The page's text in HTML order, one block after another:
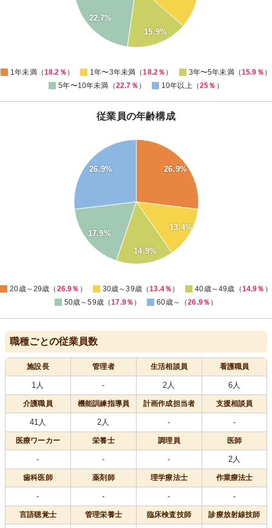
15.9%
22.7%
1年未満（18.2％ ） 1年〜3年未満（18.2％ ） 3年〜5年未満（15.9％ ）
5年〜10年未満（22.7％ ） 10年以上（25％ ）
従業員の年齢構成
26.9%
13.4%
14.9%
17.9%
26.9%
20歳～29歳（ 26.9％ ） 30歳～39歳（13.4％ ） 40歳～49歳（14.9％ ）
50歳～59歳（17.9％ ） 60歳～（26.9％ ）
職種ごとの従業員数
施設長 管理者 生活相談員 看護職員
1人 - 2人 6人
介護職員 機能訓練指導員 計画作成担当者 支援相談員
41人 2人 - -
医療ワーカー 栄養士 調理員 医師
- - - 2人
歯科医師 薬剤師 理学療法士 作業療法士
- - - -
言語聴覚士 管理栄養士 臨床検査技師 診療放射線技師